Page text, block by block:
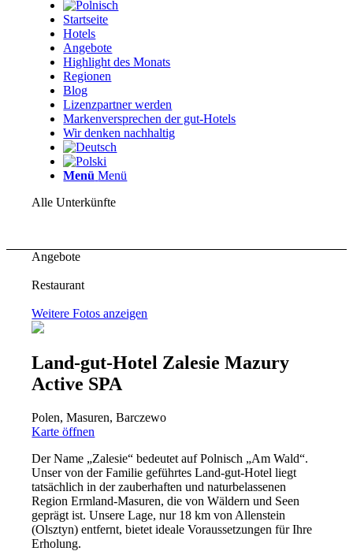
Startseite
Hotels
Angebote
Highlight des Monats
Regionen
Blog
Lizenzpartner werden
Markenversprechen der gut-Hotels
Wir denken nachhaltig
Menü Menü
Alle Unterkünfte
Angebote
Restaurant
Weitere Fotos anzeigen
Land-gut-Hotel Zalesie Mazury
Active SPA
Polen, Masuren, Barczewo
Karte öffnen
Der Name „Zalesie“ bedeutet auf Polnisch „Am Wald“.
Unser von der Familie geführtes Land-gut-Hotel liegt
tatsächlich in der zauberhaften und naturbelassenen
Region Ermland-Masuren, die von Wäldern und Seen
geprägt ist. Unsere Lage, nur 18 km von Allenstein
(Olsztyn) entfernt, bietet ideale Voraussetzungen für Ihre
Erholung.